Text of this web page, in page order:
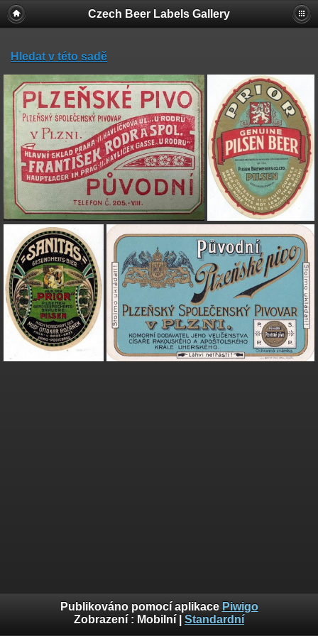
Czech Beer Labels Gallery
Hledat v této sadě
Publikováno pomocí aplikace Piwigo
Zobrazení : Mobilní Standardní